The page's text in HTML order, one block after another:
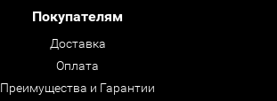
Покупателям
Доставка
Оплата
Преимущества и Гарантии